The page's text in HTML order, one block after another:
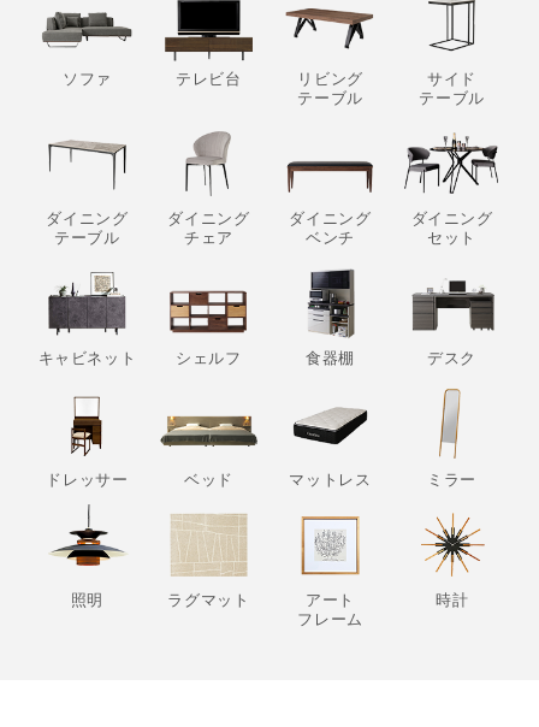
ソファ テレビ台
リビング
テーブル
サイド
テーブル
ダイニング
テーブル
ダイニング
チェア
ダイニング
ベンチ
ダイニング
セット
キャビネット シェルフ 食器棚 デスク
ドレッサー ベッド マットレス ミラー
照明 ラグマット
アート
フレーム
時計